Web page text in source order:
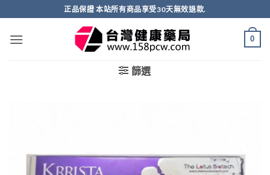
轉
正品保證 本站所有商品享受30天無效退款.
0
篩選